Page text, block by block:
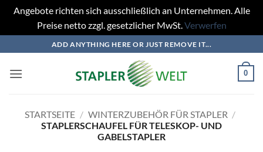
Angebote richten sich ausschließlich an Unternehmen. Alle
Preise netto zzgl. gesetzlicher MwSt.Verwerfen
Inhalt
springen
ADD ANYTHING HERE OR JUST REMOVE IT...
0
STARTSEITE / WINTERZUBEHÖR FÜR STAPLER /
STAPLERSCHAUFEL FÜR TELESKOP- UND
GABELSTAPLER